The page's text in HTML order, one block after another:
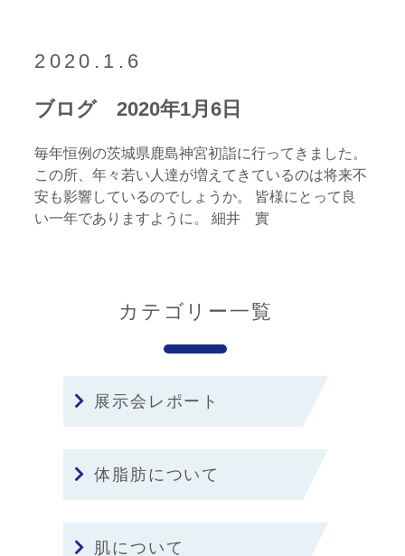
2020.1.6
ブログ 2020年1月6日
毎年恒例の茨城県鹿島神宮初詣に行ってきました。
この所、年々若い人達が増えてきているのは将来不
安も影響しているのでしょうか。 皆様にとって良
い一年でありますように。 細井 實
カテゴリー一覧
展示会レポート
体脂肪について
肌について